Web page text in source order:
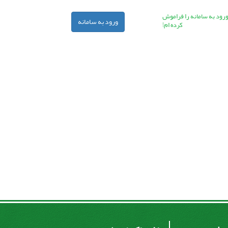
به سامانه را فراموش
کرده ام! ورود به سامانه